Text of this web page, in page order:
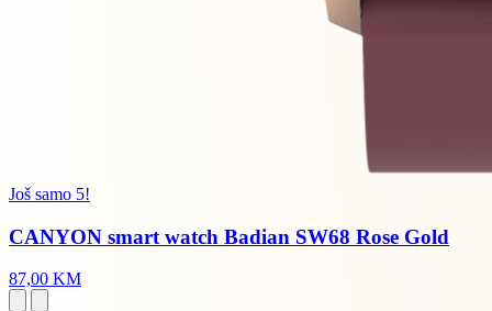
Još samo 5!
CANYON smart watch Badian SW68 Rose Gold
87,00 KM